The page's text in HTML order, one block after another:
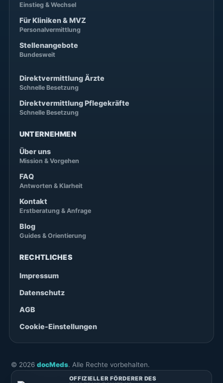
Einstieg & Wechsel
Für Kliniken & MVZ
Personalvermittlung
Stellenangebote
Bundesweit
Direktvermittlung Ärzte
Schnelle Besetzung
Direktvermittlung Pflegekräfte
Schnelle Besetzung
UNTERNEHMEN
Über uns
Mission & Vorgehen
FAQ
Antworten & Klarheit
Kontakt
Erstberatung & Anfrage
Blog
Guides & Orientierung
RECHTLICHES
Impressum
Datenschutz
AGB
Cookie-Einstellungen
© 2026 docMeds. Alle Rechte vorbehalten.
OFFIZIELLER FÖRDERER DES